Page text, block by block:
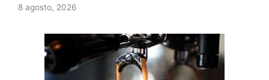
8 agosto, 2026